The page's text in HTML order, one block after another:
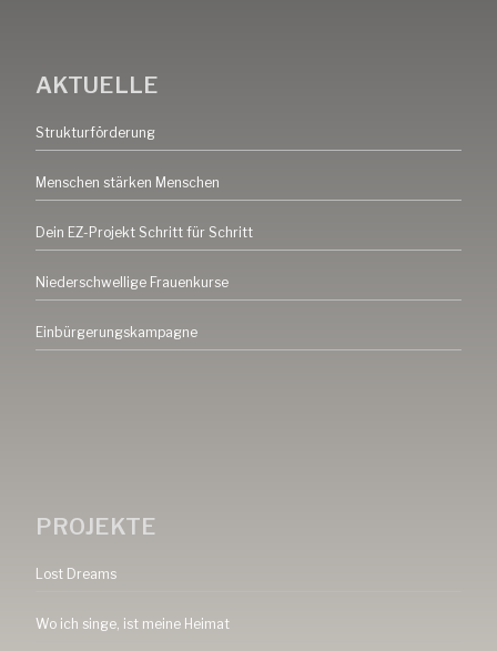
AKTUELLE
Strukturförderung
Menschen stärken Menschen
Dein EZ-Projekt Schritt für Schritt
Niederschwellige Frauenkurse
Einbürgerungskampagne
PROJEKTE
Lost Dreams
Wo ich singe, ist meine Heimat